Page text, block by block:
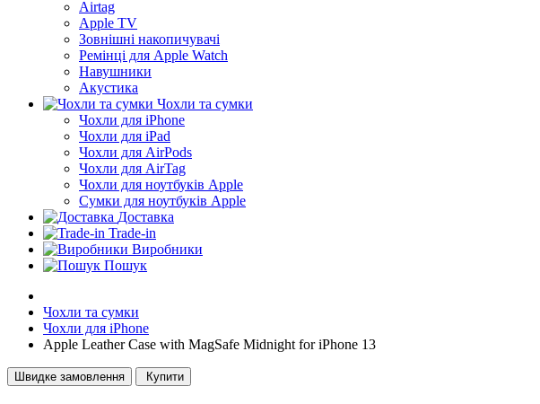
Airtag
Apple TV
Зовнішні накопичувачі
Ремінці для Apple Watch
Навушники
Акустика
Чохли та сумки
Чохли для iPhone
Чохли для iPad
Чохли для AirPods
Чохли для AirTag
Чохли для ноутбуків Apple
Сумки для ноутбуків Apple
Доставка
Trade-in
Виробники
Пошук
Чохли та сумки
Чохли для iPhone
Apple Leather Case with MagSafe Midnight for iPhone 13
Швидке замовлення Купити